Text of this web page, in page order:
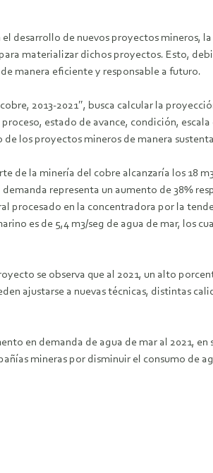
desarrollo de nuevos proyectos mineros,
materializar dichos proyectos. Esto,
manera eficiente y responsable a futuro.
2013-2021″, busca calcular la
estado de avance, condición,
los proyectos mineros de manera
de la minería del cobre alcanzaría los 18
representa un aumento de 38%
en la concentradora por la
es de 5,4 m3/seg de agua de mar, los
se observa que al 2021, un alto
ajustarse a nuevas técnicas, distintas
en demanda de agua de mar al 2021,
mineras por disminuir el consumo de